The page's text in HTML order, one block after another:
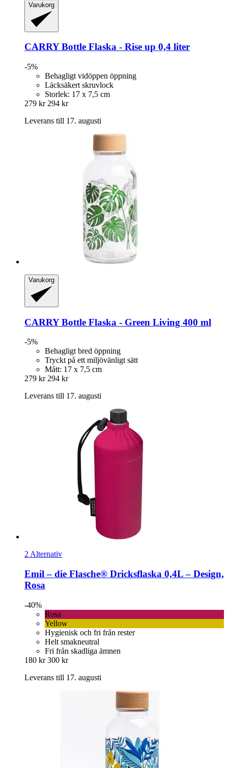
Varukorg
CARRY Bottle Flaska -​ Rise up 0,4 liter
-5%
Behagligt vidöppen öppning
Läcksäkert skruvlock
Storlek: 17 x 7,5 cm
279 kr 294 kr
Leverans till 17. augusti
Varukorg
CARRY Bottle Flaska -​ Green Living 400 ml
-5%
Behagligt bred öppning
Tryckt på ett miljövänligt sätt
Mått: 17 x 7,5 cm
279 kr 294 kr
Leverans till 17. augusti
2 Alternativ
Emil – die Flasche® Dricksflaska 0,4L – Design,
Rosa
-40%
Rosa
Yellow
Hygienisk och fri från rester
Helt smakneutral
Fri från skadliga ämnen
180 kr 300 kr
Leverans till 17. augusti